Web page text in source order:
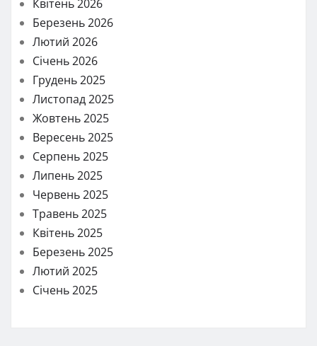
Квітень 2026
Березень 2026
Лютий 2026
Січень 2026
Грудень 2025
Листопад 2025
Жовтень 2025
Вересень 2025
Серпень 2025
Липень 2025
Червень 2025
Травень 2025
Квітень 2025
Березень 2025
Лютий 2025
Січень 2025